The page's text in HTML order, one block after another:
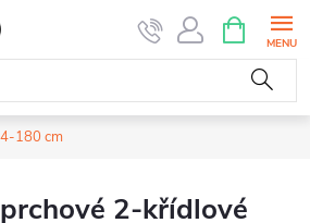
NÁKUPNÍ
KOŠÍK
180 cm
2-křídlové